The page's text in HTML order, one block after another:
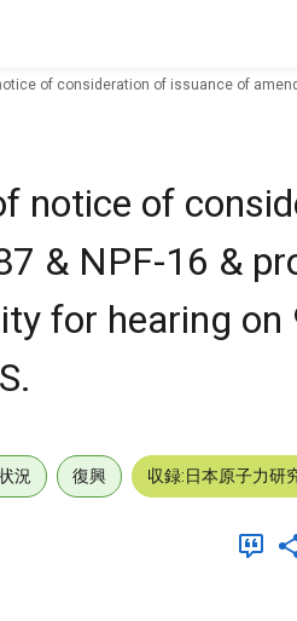
of consideration of issuance of
notice of
& NPF-16 &
for hearing
況 復興 収録:日本原子力研